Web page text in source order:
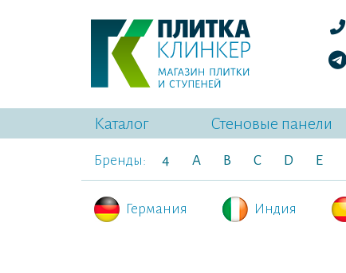
Каталог Стеновые панели
Бренды: 4 A B C D E
Германия Индия